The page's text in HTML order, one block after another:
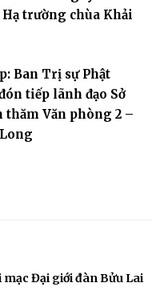
trường chùa Khải
Ban Trị sự Phật
tiếp lãnh đạo Sở
thăm Văn phòng 2 –
mạc Đại giới đàn Bửu Lai